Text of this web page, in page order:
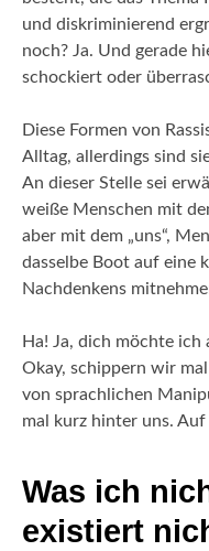
und diskriminierend
noch? Ja. Und gerade
schockiert oder
Diese Formen von
Alltag, allerdings sind
An dieser Stelle sei
weiße Menschen mit
aber mit dem „uns“,
dasselbe Boot auf eine
Nachdenkens
Ha! Ja, dich möchte ich
Okay, schippern wir
von sprachlichen
mal kurz hinter uns. Auf
Was ich
existiert